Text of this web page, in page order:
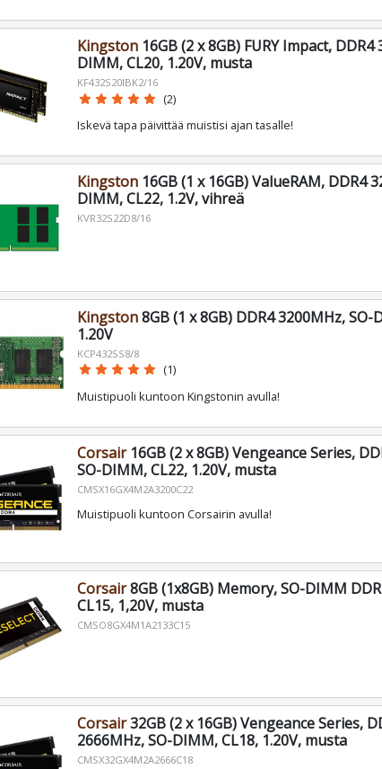
Kingston16GB (2 x 8GB) FURY Impact, DDR4
DIMM, CL20, 1.20V, musta
KF432S20IBK2/16
star star star star star (2)
Iskevä tapa päivittää muistisi ajan tasalle!
Kingston16GB (1 x 16GB) ValueRAM, DDR4
DIMM, CL22, 1.2V, vihreä
KVR32S22D8/16
Kingston8GB (1 x 8GB) DDR4 3200MHz, SO-
1.20V
KCP432SS8/8
star star star star star (1)
Muistipuoli kuntoon Kingstonin avulla!
Corsair16GB (2 x 8GB) Vengeance Series,
SO-DIMM, CL22, 1.20V, musta
CMSX16GX4M2A3200C22
Muistipuoli kuntoon Corsairin avulla!
Corsair8GB (1x8GB) Memory, SO-DIMM
CL15, 1,20V, musta
CMSO8GX4M1A2133C15
Corsair32GB (2 x 16GB) Vengeance Series,
2666MHz, SO-DIMM, CL18, 1.20V, musta
CMSX32GX4M2A2666C18